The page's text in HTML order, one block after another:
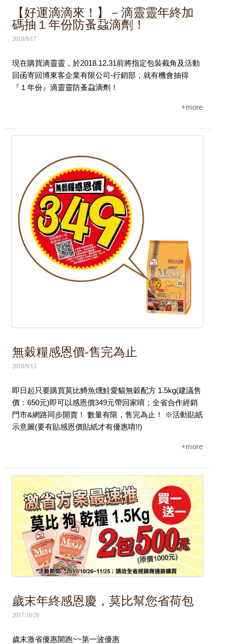
【好運滴滴來！】－滴靈靈年終加
碼抽１年份防蚤蝨滴劑！
2018/9/17
現在購買滴靈靈，於2018.12.31前將指定包裝截角及活動
回函寄回博東客企業有限公司-行銷部，就有機會抽得
『１年份』滴靈靈防蚤蝨滴劑！
+more
無穀糧感恩價-售完為止
2018/9/13
即日起只要購買莫比鱒魚燻鮭愛貓無穀配方 1.5kg(建議售
價：650元)即可以感恩價349元帶回家唷；全省合作經銷
門市&網路同步開賣！ 數量有限，售完為止！ ※活動貼紙
示意圖(要有貼感恩價貼紙才有優惠唷!!)
+more
歲末年終感恩慶，莫比幫您省荷包
2017/10/26
歲末激省優惠開跑~~第一波優惠